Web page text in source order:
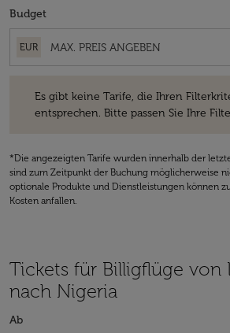
Budget
EUR
Es gibt keine Tarife, die Ihren
entsprechen. Bitte passen Sie Ihre
*Die angezeigten Tarife wurden innerhalb der
sind zum Zeitpunkt der Buchung möglicherweise
optionale Produkte und Dienstleistungen können
Kosten anfallen.
Tickets für Billigflüge von
nach Nigeria
Ab